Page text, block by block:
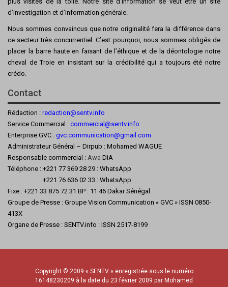
d’investigation et d’information générale.
Nous sommes convaincus que notre originalité fera la différence dans
ce secteur très concurrentiel. C’est pourquoi, nous sommes obligés de
placer la barre haute en faisant de l’éthique et de la déontologie notre
cheval de Troie en insistant sur la crédibilité qui a toujours été notre
crédo.
Contact
Rédaction : redaction@sentv.info
Service Commercial : commercial@sentv.info
Enterprise GVC : gvc.communication@gmail.com
Administrateur Général – Dirpub : Mohamed WAGUE
Responsable commercial : Awa DIA
Téléphone : +221 77 369 28 29 : WhatsApp
+221 76 636 02 33 : WhatsApp
Fixe : +221 33 875 72 31 BP : 11 46 Dakar Sénégal
Groupe de Presse : Groupe Vision Communication « GVC » ISSN 0850-
413X
Organe de Presse : SENTV.info : ISSN 2517-8199
Copyright © 2009 « SENTV » enregistrée sous le numéro
16148230209 à la date du 23 février 2009 par Mohamed